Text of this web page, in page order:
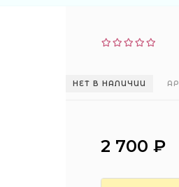
НЕТ В НАЛИЧИИ
2 700 ₽